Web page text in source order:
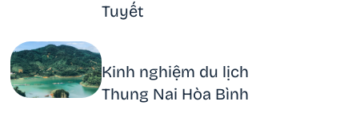
Tuyết
Kinh nghiệm du lịch
Thung Nai Hòa Bình